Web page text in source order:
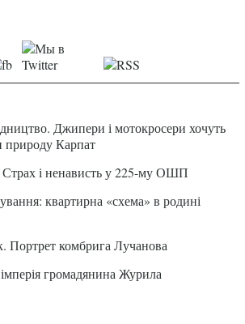
Джипери і мотокросери хочуть
природу Карпат
Страх і ненависть у 225-му ОШП
квартирна «схема» в родині
Портрет комбрига Лучанова
громадянина Журила